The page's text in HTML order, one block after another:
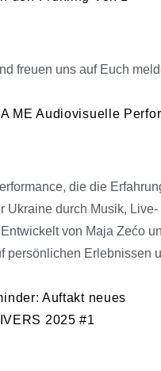
freuen uns auf Euch
ME Audiovisuelle
die die
Ukraine durch Musik, Live-
von Maja Zećo
persönlichen Erlebnissen
Auftakt neues
2025 #1